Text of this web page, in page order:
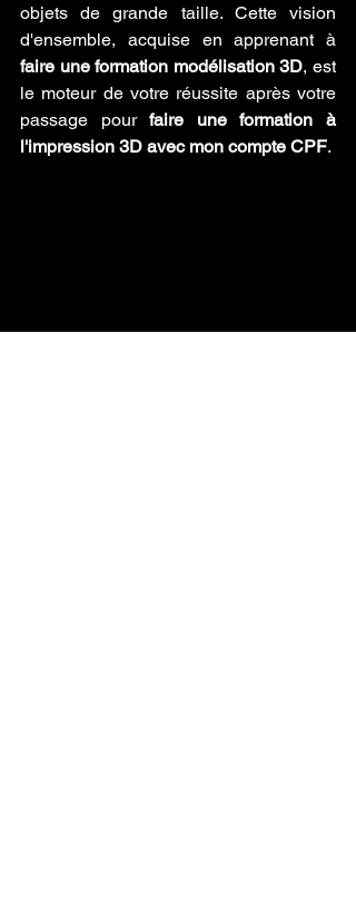
objets de grande taille. Cette vision
faire une formation modélisation 3D, est
le moteur de votre réussite après votre
passage pour faire une formation à
l'impression 3D avec mon compte CPF.